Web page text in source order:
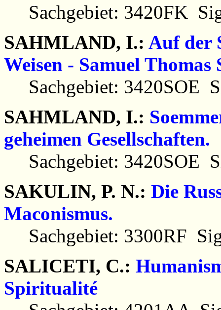
Sachgebiet: 3420FK
SAHMLAND, I.: Auf der
Weisen - Samuel
Sachgebiet: 3420SOE
SAHMLAND, I.:
geheimen Gesellschaften.
Sachgebiet: 3420SOE
SAKULIN, P. N.: Die
Maconismus.
Sachgebiet: 3300RF
SALICETI, C.:
Spiritualité